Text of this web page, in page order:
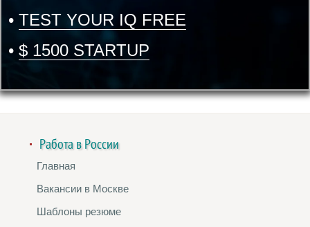
• TEST YOUR IQ FREE
• $ 1500 STARTUP
Работа в России
Главная
Вакансии в Москве
Шаблоны резюме